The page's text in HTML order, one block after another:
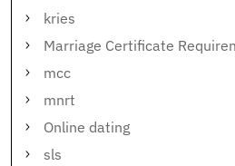
kries
Marriage Certificate
mcc
mnrt
Online dating
sls